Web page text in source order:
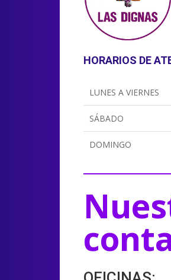
HORARIOS DE
LUNES A VIERNES
SÁBADO
DOMINGO